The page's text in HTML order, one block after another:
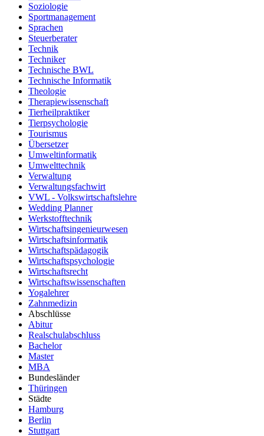
Soziologie
Sportmanagement
Sprachen
Steuerberater
Technik
Techniker
Technische BWL
Technische Informatik
Theologie
Therapiewissenschaft
Tierheilpraktiker
Tierpsychologie
Tourismus
Übersetzer
Umweltinformatik
Umwelttechnik
Verwaltung
Verwaltungsfachwirt
VWL - Volkswirtschaftslehre
Wedding Planner
Werkstofftechnik
Wirtschaftsingenieurwesen
Wirtschaftsinformatik
Wirtschaftspädagogik
Wirtschaftspsychologie
Wirtschaftsrecht
Wirtschaftswissenschaften
Yogalehrer
Zahnmedizin
Abschlüsse
Abitur
Realschulabschluss
Bachelor
Master
MBA
Bundesländer
Thüringen
Städte
Hamburg
Berlin
Stuttgart